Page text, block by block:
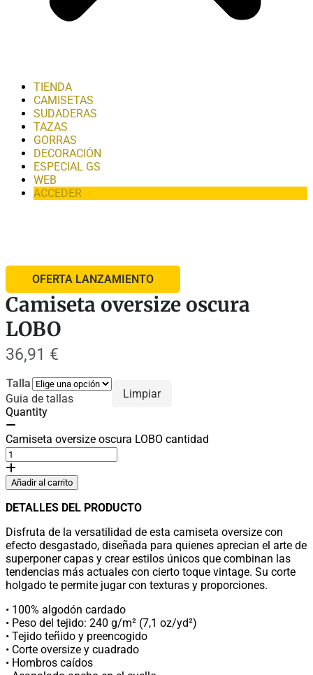
TIENDA
CAMISETAS
SUDADERAS
TAZAS
GORRAS
DECORACIÓN
ESPECIAL GS
WEB
ACCEDER
OFERTA LANZAMIENTO
Camiseta oversize oscura
LOBO
36,91 €
Talla
Limpiar
Guia de tallas
Quantity
Camiseta oversize oscura LOBO cantidad
Añadir al carrito
DETALLES DEL PRODUCTO
Disfruta de la versatilidad de esta camiseta oversize con
efecto desgastado, diseñada para quienes aprecian el arte de
superponer capas y crear estilos únicos que combinan las
tendencias más actuales con cierto toque vintage. Su corte
holgado te permite jugar con texturas y proporciones.
• 100% algodón cardado
• Peso del tejido: 240 g/m² (7,1 oz/yd²)
• Tejido teñido y preencogido
• Corte oversize y cuadrado
• Hombros caídos